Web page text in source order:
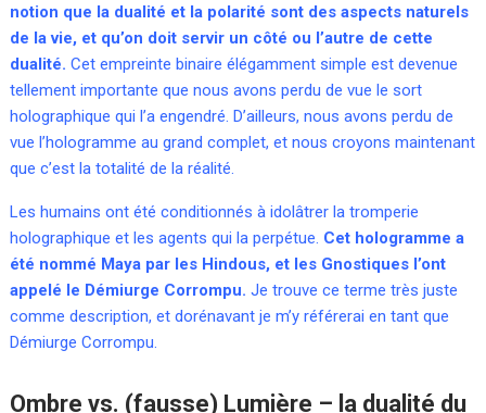
notion que la dualité et la polarité sont des aspects naturels
de la vie, et qu’on doit servir un côté ou l’autre de cette
dualité.Cet empreinte binaire élégamment simple est devenue
tellement importante que nous avons perdu de vue le sort
holographique qui l’a engendré. D’ailleurs, nous avons perdu de
vue l’hologramme au grand complet, et nous croyons maintenant
que c’est la totalité de la réalité.
Les humains ont été conditionnés à idolâtrer la tromperie
holographique et les agents qui la perpétue. Cet hologramme a
été nommé Maya par les Hindous, et les Gnostiques l’ont
appelé le Démiurge Corrompu.Je trouve ce terme très juste
comme description, et dorénavant je m’y référerai en tant que
Démiurge Corrompu.
Ombre vs. (fausse) Lumière – la dualité du